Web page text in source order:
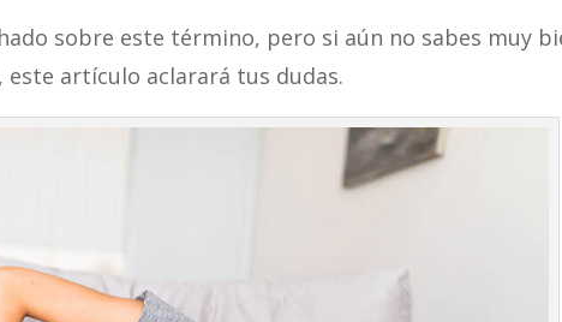
sobre este término, pero si aún no sabes muy
artículo aclarará tus dudas.